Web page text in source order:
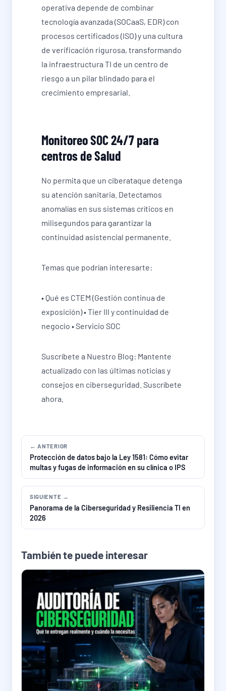
operativa depende de combinar
tecnología avanzada (SOCaaS, EDR) con
procesos certificados (ISO) y una cultura
de verificación rigurosa, transformando
la infraestructura TI de un centro de
riesgo a un pilar blindado para el
crecimiento empresarial.
Monitoreo SOC 24/7 para
centros de Salud
No permita que un ciberataque detenga
su atención sanitaria. Detectamos
anomalías en sus sistemas críticos en
milisegundos para garantizar la
continuidad asistencial permanente.
Temas que podrían interesarte:
• Qué es CTEM (Gestión continua de
exposición) • Tier III y continuidad de
negocio • Servicio SOC
Suscríbete a Nuestro Blog: Mantente
actualizado con las últimas noticias y
consejos en ciberseguridad. Suscríbete
ahora.
← ANTERIOR
Protección de datos bajo la Ley 1581: Cómo evitar
multas y fugas de información en su clínica o IPS
SIGUIENTE →
Panorama de la Ciberseguridad y Resiliencia TI en
2026
También te puede interesar